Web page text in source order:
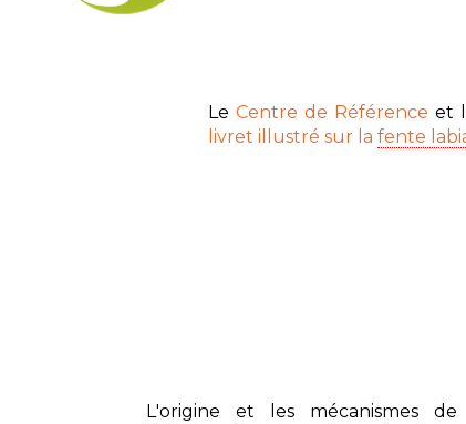
Le Centre de Référence et
livret illustré sur la fente
L'origine et les mécanismes